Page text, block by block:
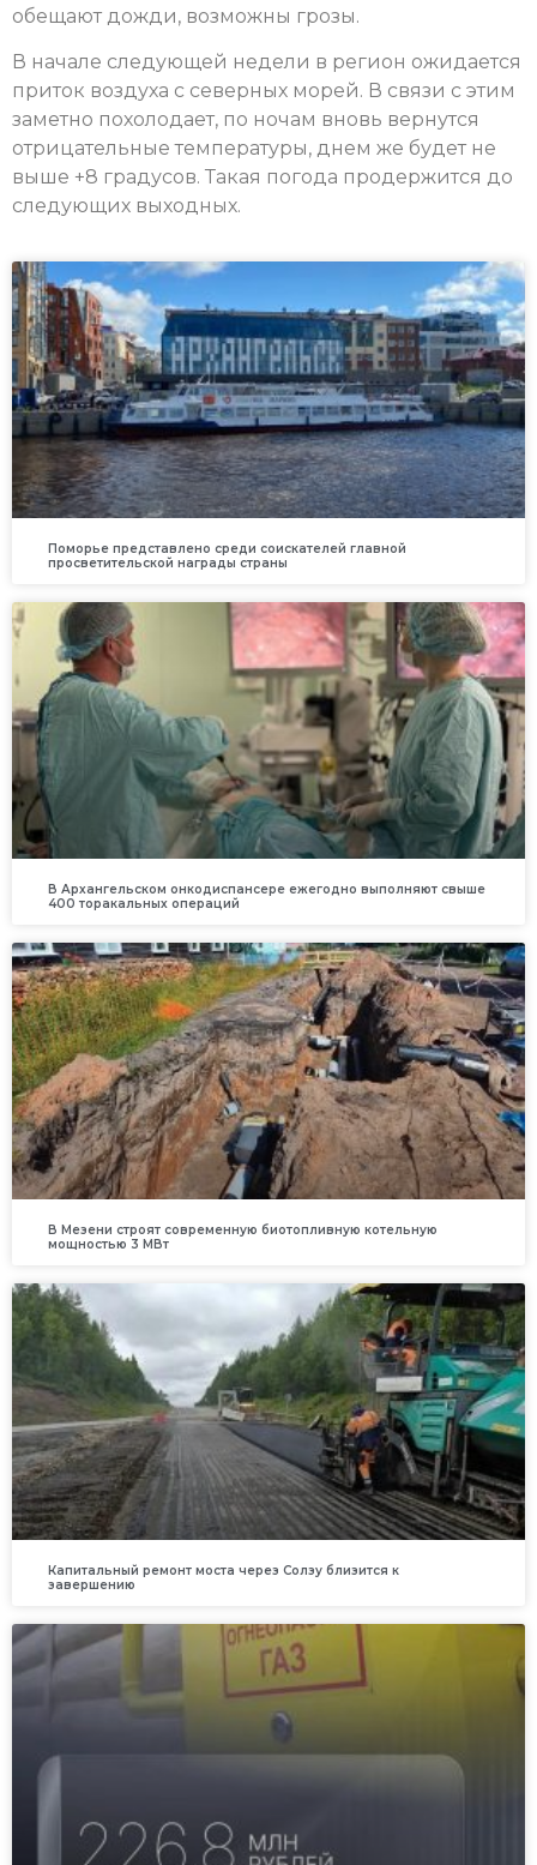
обещают дожди, возможны грозы.
В начале следующей недели в регион ожидается
приток воздуха с северных морей. В связи с этим
заметно похолодает, по ночам вновь вернутся
отрицательные температуры, днем же будет не
выше +8 градусов. Такая погода продержится до
следующих выходных.
Поморье представлено среди соискателей главной
просветительской награды страны
В Архангельском онкодиспансере ежегодно выполняют свыше
400 торакальных операций
В Мезени строят современную биотопливную котельную
мощностью 3 МВт
Капитальный ремонт моста через Солзу близится к
завершению